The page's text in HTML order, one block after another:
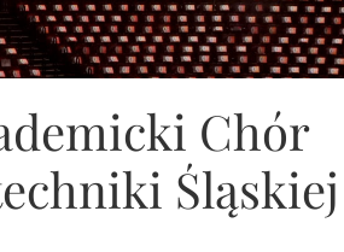
Chór
Śląskiej